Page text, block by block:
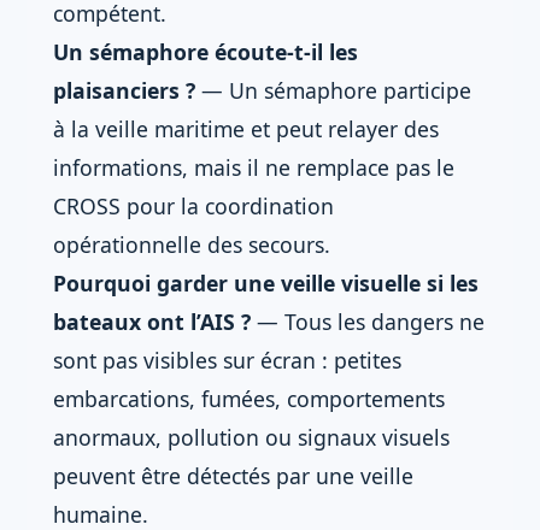
compétent.
Un sémaphore écoute-t-il les
plaisanciers ? — Un sémaphore participe
à la veille maritime et peut relayer des
informations, mais il ne remplace pas le
CROSS pour la coordination
opérationnelle des secours.
Pourquoi garder une veille visuelle si les
bateaux ont l’AIS ? — Tous les dangers ne
sont pas visibles sur écran : petites
embarcations, fumées, comportements
anormaux, pollution ou signaux visuels
peuvent être détectés par une veille
humaine.